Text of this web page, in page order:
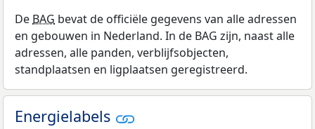
De BAG bevat de officiële gegevens van alle adressen
en gebouwen in Nederland. In de BAG zijn, naast alle
adressen, alle panden, verblijfsobjecten,
standplaatsen en ligplaatsen geregistreerd.
Energielabels